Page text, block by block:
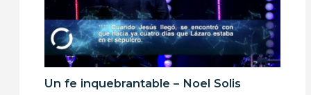
Un fe inquebrantable – Noel Solis